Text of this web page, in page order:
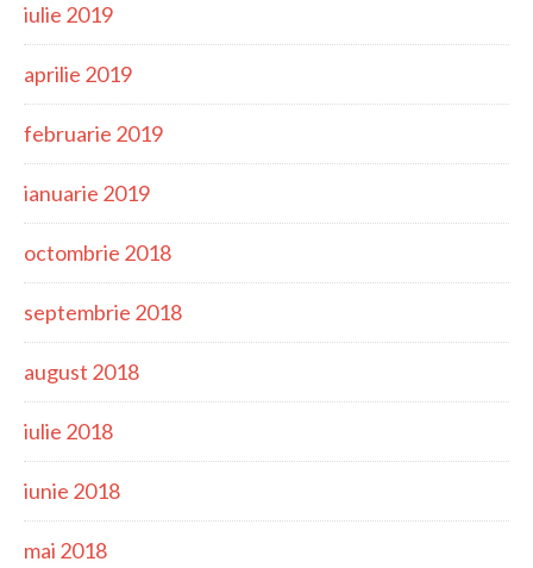
iulie 2019
aprilie 2019
februarie 2019
ianuarie 2019
octombrie 2018
septembrie 2018
august 2018
iulie 2018
iunie 2018
mai 2018